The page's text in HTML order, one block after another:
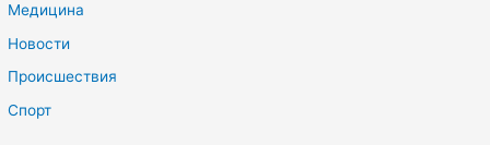
Медицина
Новости
Происшествия
Спорт